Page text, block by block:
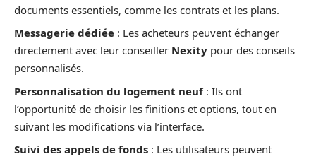
documents essentiels, comme les contrats et les plans.
Messagerie dédiée : Les acheteurs peuvent échanger
directement avec leur conseiller Nexity pour des conseils
personnalisés.
Personnalisation du logement neuf: Ils ont
l’opportunité de choisir les finitions et options, tout en
suivant les modifications via l’interface.
Suivi des appels de fonds : Les utilisateurs peuvent